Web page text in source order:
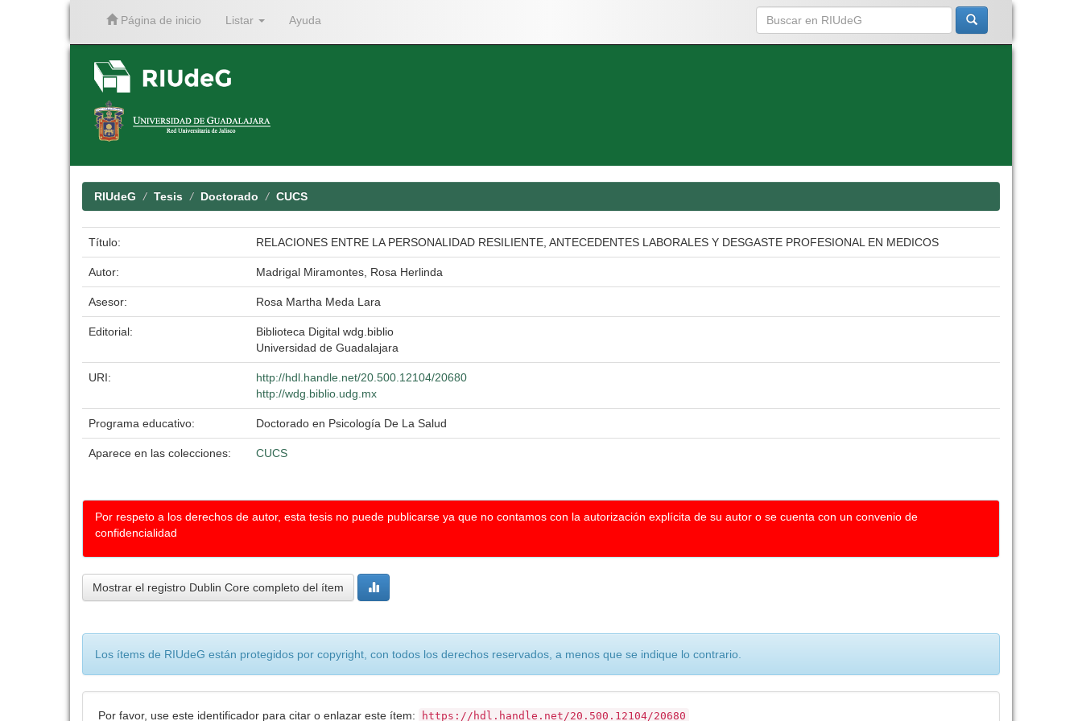
Página de inicio Listar Ayuda
RIUdeG Tesis Doctorado CUCS
Título: RELACIONES ENTRE LA PERSONALIDAD RESILIENTE, ANTECEDENTES LABORALES Y DESGASTE PROFESIONAL EN MEDICOS
Autor: Madrigal Miramontes, Rosa Herlinda
Asesor: Rosa Martha Meda Lara
Editorial:
Biblioteca Digital wdg.biblio
Universidad de Guadalajara
URI:
http://hdl.handle.net/20.500.12104/20680
http://wdg.biblio.udg.mx
Programa educativo: Doctorado en Psicología De La Salud
Aparece en las colecciones: CUCS
Por respeto a los derechos de autor, esta tesis no puede publicarse ya que no contamos con la autorización explícita de su autor o se cuenta con un convenio de
confidencialidad
Mostrar el registro Dublin Core completo del ítem
Los ítems de RIUdeG están protegidos por copyright, con todos los derechos reservados, a menos que se indique lo contrario.
Por favor, use este identificador para citar o enlazar este ítem: https://hdl.handle.net/20.500.12104/20680